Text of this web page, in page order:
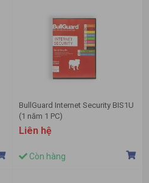
BullGuard Internet Security BIS1U
(1 năm 1 PC)
Liên hệ
Còn hàng